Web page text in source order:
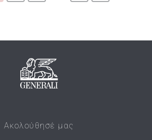
Ακολούθησέ μας